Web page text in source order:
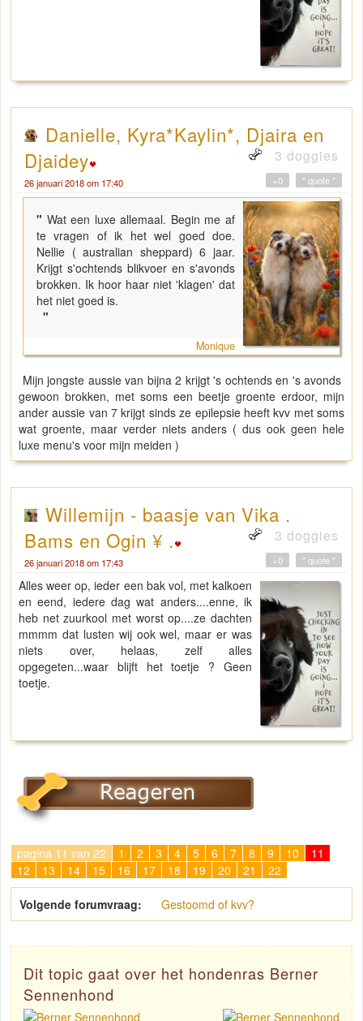
Danielle, Kyra*Kaylin*, Djaira en
Djaidey
3 doggies
26 januari 2018 om 17:40 " quote "
+0
" Wat een luxe allemaal. Begin me af
te vragen of ik het wel goed doe.
Nellie ( australian sheppard) 6 jaar.
Krijgt s'ochtends blikvoer en s'avonds
brokken. Ik hoor haar niet 'klagen' dat
het niet goed is.
"
Monique
Mijn jongste aussie van bijna 2 krijgt 's ochtends en 's avonds
gewoon brokken, met soms een beetje groente erdoor, mijn
ander aussie van 7 krijgt sinds ze epilepsie heeft kvv met soms
wat groente, maar verder niets anders ( dus ook geen hele
luxe menu's voor mijn meiden )
Willemijn - baasje van Vika .
Bams en Ogin ¥ .
3 doggies
26 januari 2018 om 17:43 " quote "
+0
Alles weer op, ieder een bak vol, met kalkoen
en eend, iedere dag wat anders....enne, ik
heb net zuurkool met worst op....ze dachten
mmmm dat lusten wij ook wel, maar er was
niets over, helaas, zelf alles
opgegeten...waar blijft het toetje ? Geen
toetje.
pagina 11 van 22 1 2 3 4 5 6 7 8 9 10
11
12
13 14 15 16 17 18 19 20 21 22
Volgende forumvraag: Gestoomd of kvv?
Dit topic gaat over het hondenras Berner
Sennenhond